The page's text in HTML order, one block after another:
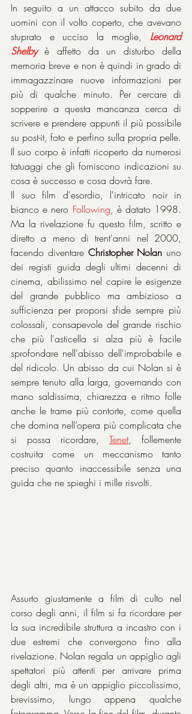
In seguito a un attacco subito da due
uomini con il volto coperto, che avevano
stuprato e ucciso la moglie, Leonard
Shelby è affetto da un disturbo della
memoria breve e non è quindi in grado di
immagazzinare nuove informazioni per
più di qualche minuto. Per cercare di
sopperire a questa mancanza cerca di
scrivere e prendere appunti il più possibile
su post-it, foto e perfino sulla propria pelle.
Il suo corpo è infatti ricoperto da numerosi
tatuaggi che gli forniscono indicazioni su
cosa è successo e cosa dovrà fare.
Il suo film d'esordio, l'intricato noir in
bianco e nero Following, è datato 1998.
Ma la rivelazione fu questo film, scritto e
diretto a meno di trent'anni nel 2000,
facendo diventare Christopher Nolan uno
dei registi guida degli ultimi decenni di
cinema, abilissimo nel capire le esigenze
del grande pubblico ma ambizioso a
sufficienza per proporsi sfide sempre più
colossali, consapevole del grande rischio
che più l'asticella si alza più è facile
sprofondare nell'abisso dell'improbabile e
del ridicolo. Un abisso da cui Nolan si è
sempre tenuto alla larga, governando con
mano saldissima, chiarezza e ritmo folle
anche le trame più contorte, come quella
che domina nell’opera più complicata che
si possa ricordare, Tenet, follemente
costruita come un meccanismo tanto
preciso quanto inaccessibile senza una
guida che ne spieghi i mille risvolti.
Assurto giustamente a film di culto nel
corso degli anni, il film si fa ricordare per
la sua incredibile struttura a incastro con i
due estremi che convergono fino alla
rivelazione. Nolan regala un appiglio agli
spettatori più attenti per arrivare prima
degli altri, ma è un appiglio piccolissimo,
brevissimo, lungo appena qualche